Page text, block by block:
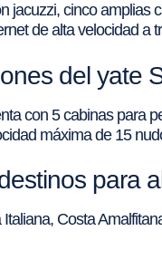
jacuzzi, cinco
de alta velocidad a
del yate
con 5 cabinas para
máxima de 15
para
Costa